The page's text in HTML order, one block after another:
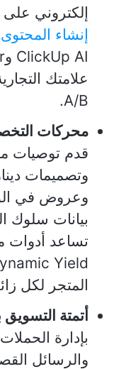
إلكتروني
إنشاء
علامتك
A/B.
محركات
قدم توصيات
وتصميمات
وعروض في
بيانات سلوك
المتجر لكل
أتمتة
بإدارة
والرسائل